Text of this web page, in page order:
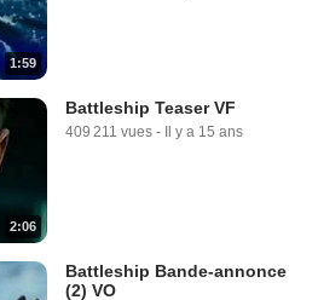
1:59
2:06
Battleship Teaser VF
409 211 vues - Il y a 15 ans
Battleship Bande-annonce
(2) VO